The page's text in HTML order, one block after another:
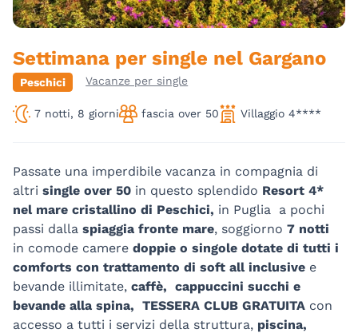
Settimana per single nel Gargano
Peschici Vacanze per single
7 notti, 8 giorni fascia over 50 Villaggio 4****
Passate una imperdibile vacanza in compagnia di
altri single over 50 in questo splendido Resort 4*
nel mare cristallino di Peschici, in Puglia a pochi
passi dalla spiaggia fronte mare, soggiorno 7 notti
in comode camere doppie o singole dotate di tutti i
comforts con trattamento di soft all inclusive e
bevande illimitate, caffè, cappuccini succhi e
bevande alla spina, TESSERA CLUB GRATUITA con
accesso a tutti i servizi della struttura, piscina,